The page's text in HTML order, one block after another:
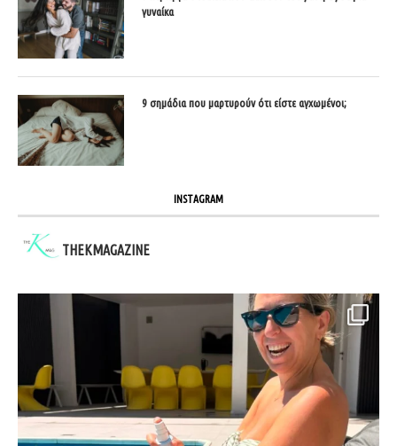
γυναίκα
9 σημάδια που μαρτυρούν ότι είστε αγχωμένοι;
INSTAGRAM
THEKMAGAZINE